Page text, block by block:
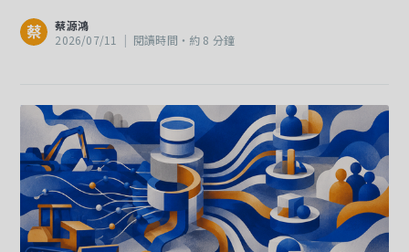
蔡
蔡源鴻
2026/07/11
| 閱讀時間‧約 8 分鐘